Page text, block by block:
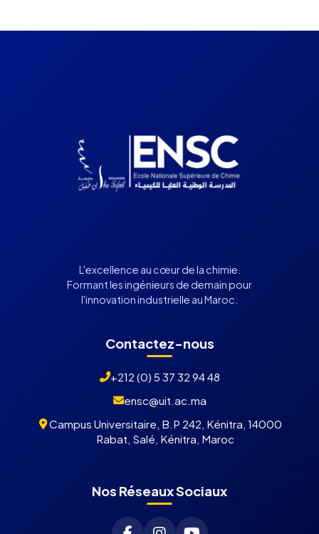
L'excellence au cœur de la chimie.
Formant les ingénieurs de demain pour
l'innovation industrielle au Maroc.
Contactez-nous
+212 (0) 5 37 32 94 48
ensc@uit.ac.ma
Campus Universitaire, B.P 242, Kénitra, 14000
Rabat, Salé, Kénitra, Maroc
Nos Réseaux Sociaux